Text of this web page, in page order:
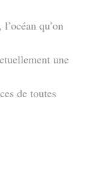
qu’on
une
de toutes